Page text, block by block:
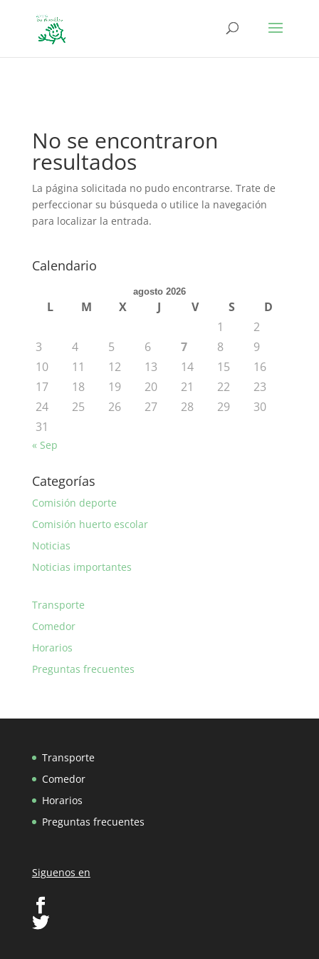
No se encontraron
resultados
La página solicitada no pudo encontrarse. Trate de
perfeccionar su búsqueda o utilice la navegación
para localizar la entrada.
Calendario
agosto 2026
L M X J V S
D
1
2
3
4 5 6 7 8
9
10
11 12 13 14 15
16
17
18 19 20 21 22
23
24
25 26 27 28 29
30
31
« Sep
Categorías
Comisión deporte
Comisión huerto escolar
Noticias
Noticias importantes
Transporte
Comedor
Horarios
Preguntas frecuentes
Transporte
Comedor
Horarios
Preguntas frecuentes
Siguenos en